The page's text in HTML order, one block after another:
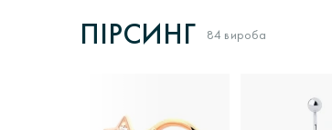
ПІРСИНГ 84 виробa